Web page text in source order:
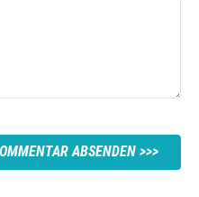
ABSENDEN